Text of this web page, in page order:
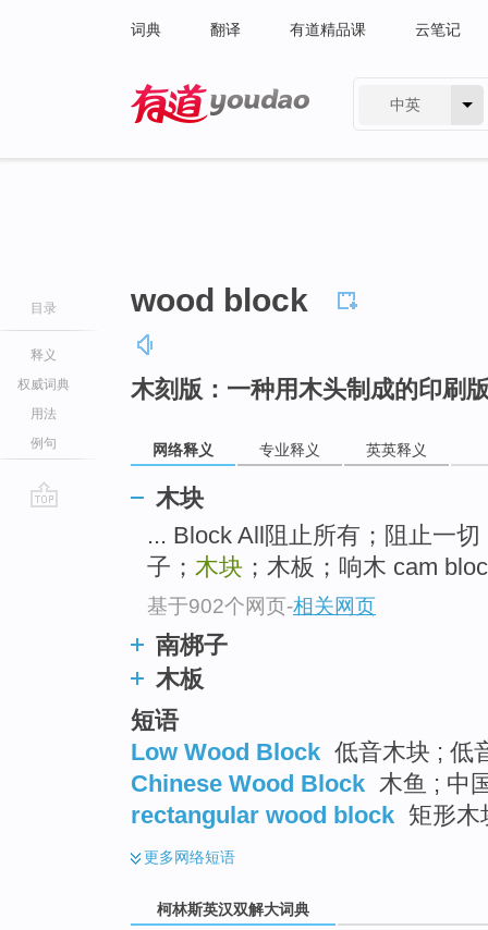
词典 翻译 有道精品课 云笔记
中英
目录
释义
权威词典
用法
例句
wood block
木刻版：一种用木头制成的印刷
网络释义 专业释义 英英释义
木块
... Block All阻止所有；阻止一
子； 木块 ；木板；响木 cam
基于902个网页-相关网页
南梆子
木板
短语
Low Wood Block 低音木块 ; 低
Chinese Wood Block 木鱼 ; 中
rectangular wood block 矩形木
更多网络短语
柯林斯英汉双解大词典